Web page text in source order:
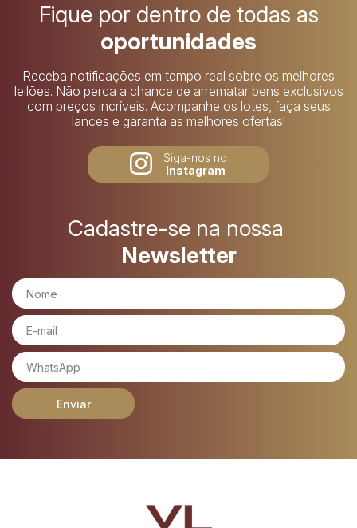
Fique por dentro de todas as
oportunidades
Receba notificações em tempo real sobre os melhores
leilões. Não perca a chance de arrematar bens exclusivos
com preços incríveis. Acompanhe os lotes, faça seus
lances e garanta as melhores ofertas!
Siga-nos no
Instagram
Cadastre-se na nossa
Newsletter
Enviar